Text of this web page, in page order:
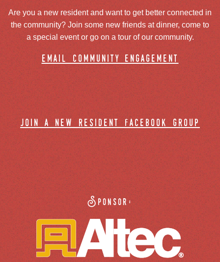
Are you a new resident and want to get better connected in
the community? Join some new friends at dinner, come to
a special event or go on a tour of our community.
email community engagement
join a new resident facebook group
Sponsor: